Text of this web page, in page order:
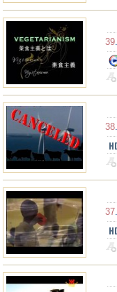
39
38
37